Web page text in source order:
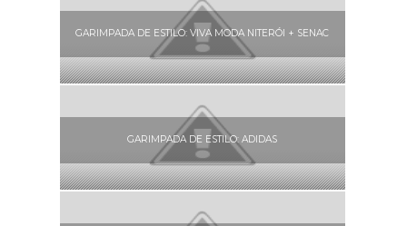
GARIMPADA DE ESTILO: VIVA MODA NITERÓI + SENAC
GARIMPADA DE ESTILO: ADIDAS